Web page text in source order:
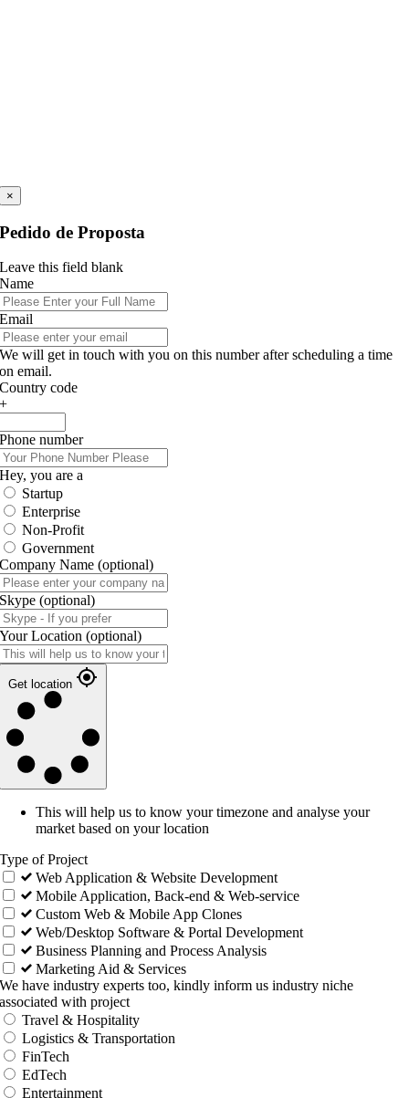
×
Pedido de Proposta
Leave this field blank
Name
Email
We will get in touch with you on this number after scheduling a time
on email.
Country code
+
Phone number
Hey, you are a
Startup
Enterprise
Non-Profit
Government
Company Name (optional)
Skype (optional)
Your Location (optional)
Get location
This will help us to know your timezone and analyse your
market based on your location
Type of Project
Web Application & Website Development
Mobile Application, Back-end & Web-service
Custom Web & Mobile App Clones
Web/Desktop Software & Portal Development
Business Planning and Process Analysis
Marketing Aid & Services
We have industry experts too, kindly inform us industry niche
associated with project
Travel & Hospitality
Logistics & Transportation
FinTech
EdTech
Entertainment